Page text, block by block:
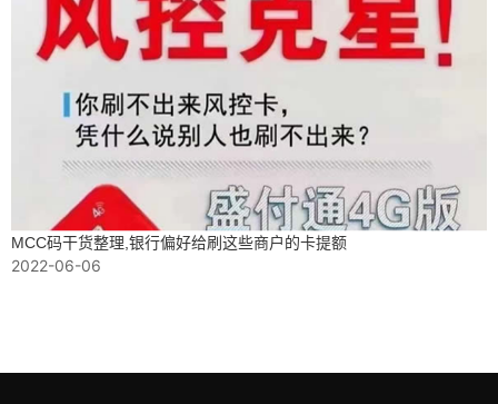
MCC码干货整理,银行偏好给刷这些商户的卡提额
2022-06-06